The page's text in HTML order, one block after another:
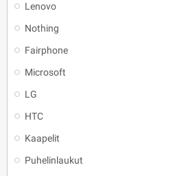
Lenovo
Nothing
Fairphone
Microsoft
LG
HTC
Kaapelit
Puhelinlaukut